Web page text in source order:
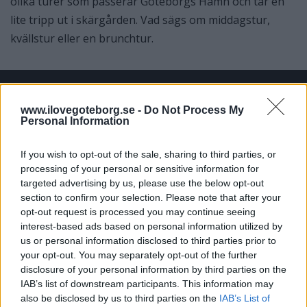
www.ilovegoteborg.se - Do Not Process My
Personal Information
If you wish to opt-out of the sale, sharing to third parties, or
processing of your personal or sensitive information for
targeted advertising by us, please use the below opt-out
section to confirm your selection. Please note that after your
opt-out request is processed you may continue seeing
interest-based ads based on personal information utilized by
us or personal information disclosed to third parties prior to
your opt-out. You may separately opt-out of the further
disclosure of your personal information by third parties on the
IAB’s list of downstream participants. This information may
also be disclosed by us to third parties on the IAB’s List of
lite tripp ut i skärgården. Vad sägs om middagstur,
kvällstur eller en brunchtur.
En tur med Paddan
Ett måste som vi tycker är att åka en guidad tur med
Paddan.Paddanavgår från Kungsportsplatsen och tar
dig via den låga båten genom Göteborgs centrum via
vallgraven och åker sedan ut i Göta Älv och tillbaka. Ni får
lära er om Göteborgs historia och turen passar både